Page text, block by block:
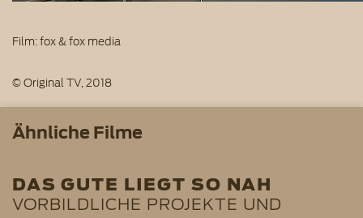
Film: fox & fox media
© Original TV, 2018
Ähnliche Filme
DAS GUTE LIEGT SO NAH
VORBILDLICHE PROJEKTE UND